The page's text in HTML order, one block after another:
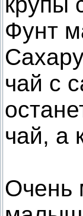
Фунт
чай с
чай, а
Очень